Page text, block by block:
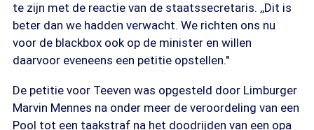
te zijn met de reactie van de staatssecretaris. ,,Dit is
beter dan we hadden verwacht. We richten ons nu
voor de blackbox ook op de minister en willen
daarvoor eveneens een petitie opstellen.''
De petitie voor Teeven was opgesteld door Limburger
Marvin Mennes na onder meer de veroordeling van een
Pool tot een taakstraf na het doodrijden van een opa